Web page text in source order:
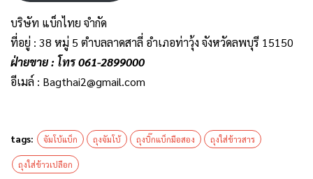
บริษัท แบ็กไทย จำกัด
ที่อยู่ : 38 หมู่ 5 ตำบลลาดสาลี่ อำเภอท่าวุ้ง จังหวัดลพบุรี 15150
ฝ่ายขาย : โทร 061-2899000
อีเมล์ : Bagthai2@gmail.com
tags: จัมโบ้แบ็ก ถุงจัมโบ้ ถุงบิ๊กแบ็กมือสอง ถุงใส่ข้าวสาร
ถุงใส่ข้าวเปลือก